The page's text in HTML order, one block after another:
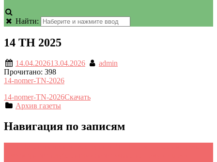
Найти:
14 ТН 2025
14.04.202613.04.2026
admin
Прочитано: 398
14-nomer-TN-2026
14-nomer-TN-2026Скачать
Архив газеты
Навигация по записям